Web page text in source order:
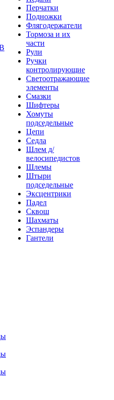
Перчатки
Подножки
Флягодержатели
Тормоза и их
части
Рули
Ручки
контролирующие
Светоотражающие
элементы
Смазки
Шифтеры
Хомуты
подседельные
Цепи
Седла
Шлем д/
велосипедистов
Шлемы
Штыри
подседельные
Эксцентрики
Падел
Сквош
Шахматы
Эспандеры
Гантели